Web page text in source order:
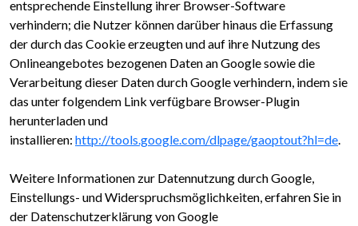
entsprechende Einstellung ihrer Browser-Software
verhindern; die Nutzer können darüber hinaus die Erfassung
der durch das Cookie erzeugten und auf ihre Nutzung des
Onlineangebotes bezogenen Daten an Google sowie die
Verarbeitung dieser Daten durch Google verhindern, indem sie
das unter folgendem Link verfügbare Browser-Plugin
herunterladen und
installieren: http://tools.google.com/dlpage/gaoptout?hl=de.
Weitere Informationen zur Datennutzung durch Google,
Einstellungs- und Widerspruchsmöglichkeiten, erfahren Sie in
der Datenschutzerklärung von Google